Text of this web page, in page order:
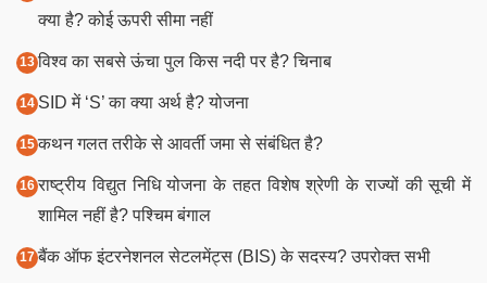
क्या है? कोई ऊपरी सीमा नहीं
विश्व का सबसे ऊंचा पुल किस नदी पर है? चिनाब
SID में ‘S’ का क्या अर्थ है? योजना
कथन गलत तरीके से आवर्ती जमा से संबंधित है?
राष्ट्रीय विद्युत निधि योजना के तहत विशेष श्रेणी के राज्यों की सूची में
शामिल नहीं है? पश्चिम बंगाल
बैंक ऑफ इंटरनेशनल सेटलमेंट्स (BIS) के सदस्य? उपरोक्त सभी